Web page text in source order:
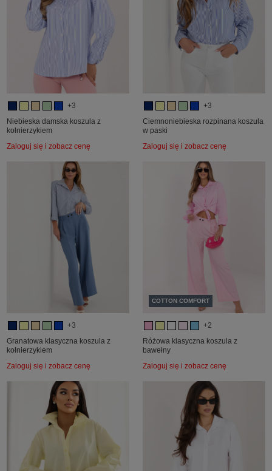
+3
Niebieska damska koszula z
kołnierzykiem
Zaloguj się i zobacz cenę
+3
Ciemnoniebieska rozpinana koszula
w paski
Zaloguj się i zobacz cenę
+3
Granatowa klasyczna koszula z
kołnierzykiem
Zaloguj się i zobacz cenę
COTTON COMFORT
+2
Różowa klasyczna koszula z
bawełny
Zaloguj się i zobacz cenę